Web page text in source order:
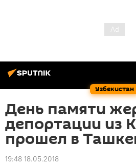
Узбекистан
День памяти
депортации из
прошел в
19:48 18.05.2018